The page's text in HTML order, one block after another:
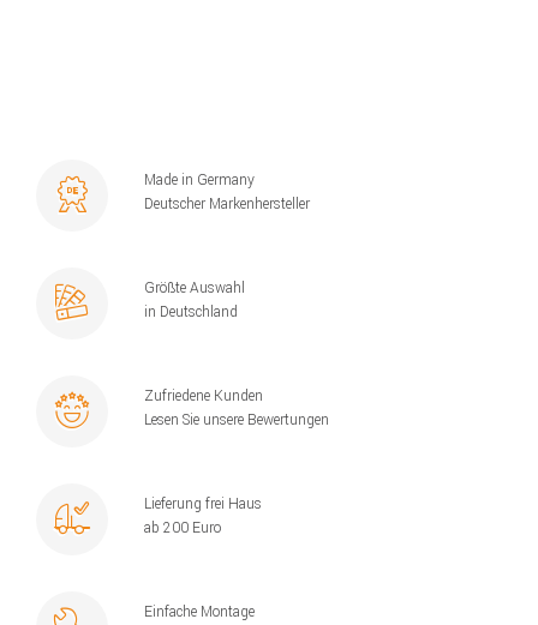
Made in Germany
Deutscher Markenhersteller
Größte Auswahl
in Deutschland
Zufriedene Kunden
Lesen Sie unsere Bewertungen
Lieferung frei Haus
ab 200 Euro
Einfache Montage